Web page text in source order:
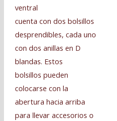
ventral
cuenta con dos bolsillos
desprendibles, cada uno
con dos anillas en D
blandas. Estos
bolsillos pueden
colocarse con la
abertura hacia arriba
para llevar accesorios o